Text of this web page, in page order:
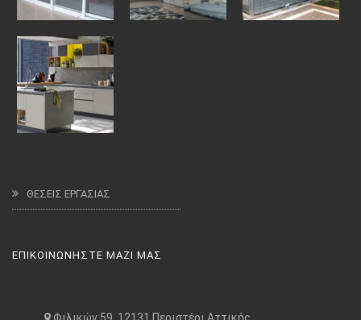
ΘΕΣΕΙΣ ΕΡΓΑΣΙΑΣ
ΕΠΙΚΟΙΝΩΝΗΣΤΕ ΜΑΖΙ ΜΑΣ
Φιλικών 59, 12131 Περιστέρι Αττικής